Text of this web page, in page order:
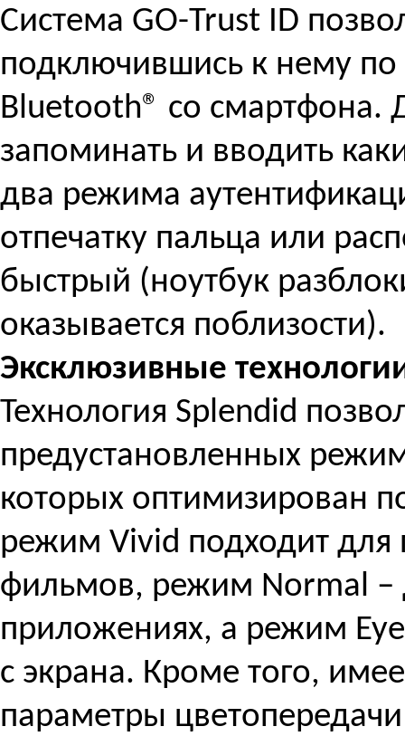
Система GO-Trust ID
подключившись к нему
Bluetooth® со смартфона.
запоминать и вводить
два режима
отпечатку пальца или
быстрый (ноутбук
оказывается поблизости).
Эксклюзивные
Технология Splendid
предустановленных
которых оптимизирован
режим Vivid подходит для
фильмов, режим Normal –
приложениях, а режим
с экрана. Кроме того,
параметры